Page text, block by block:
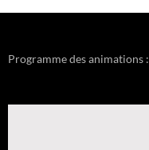
Programme des animations :